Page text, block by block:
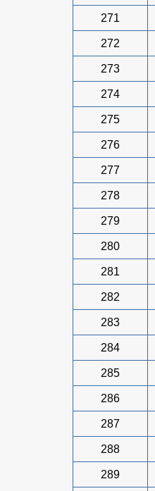
271
272
273
274
275
276
277
278
279
280
281
282
283
284
285
286
287
288
289